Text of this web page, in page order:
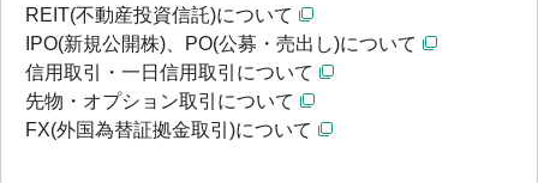
REIT(不動産投資信託)について
IPO(新規公開株)、PO(公募・売出し)について
信用取引・一日信用取引について
先物・オプション取引について
FX(外国為替証拠金取引)について